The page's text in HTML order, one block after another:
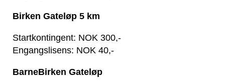
Birken Gateløp 5 km
Startkontingent: NOK 300,-
Engangslisens: NOK 40,-
BarneBirken Gateløp